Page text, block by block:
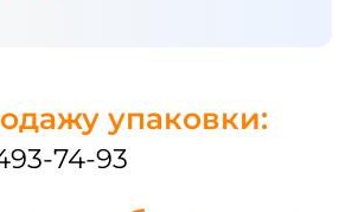
упаковки:
74-93